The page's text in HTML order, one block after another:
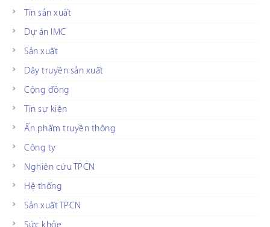
Tin sản xuất
Dự án IMC
Sản xuất
Dây truyền sản xuất
Cộng đồng
Tin sự kiện
Ấn phẩm truyền thông
Công ty
Nghiên cứu TPCN
Hệ thống
Sản xuất TPCN